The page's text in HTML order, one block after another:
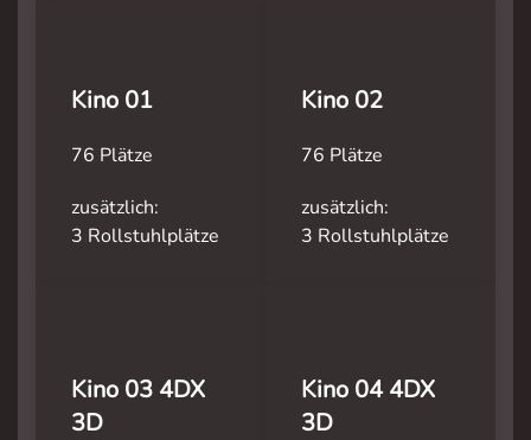
Kino 01
76 Plätze
zusätzlich:
3 Rollstuhlplätze
Kino 02
76 Plätze
zusätzlich:
3 Rollstuhlplätze
Kino 03 4DX
3D
Kino 04 4DX
3D